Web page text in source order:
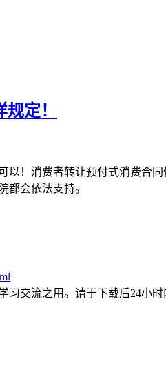
定！
以！消费者转让预付式消费合
都会依法支持。
交流之用。请于下载后24小